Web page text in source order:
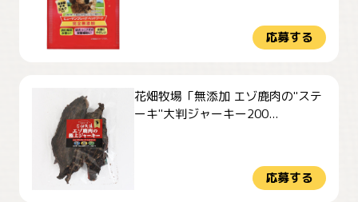
応募する
花畑牧場「無添加 エゾ鹿肉の"ステ
ーキ"大判ジャーキー200...
応募する